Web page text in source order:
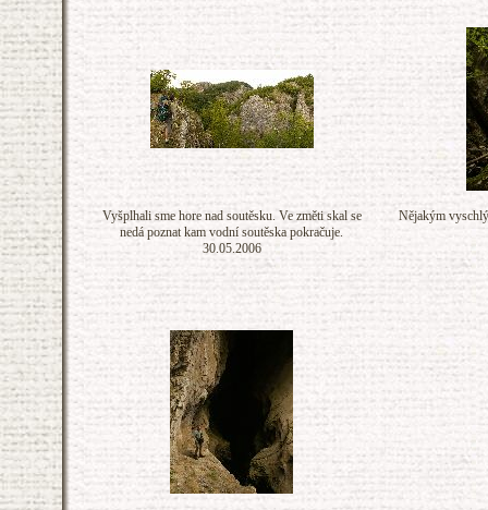
Vyšplhali sme hore nad soutěsku. Ve změti skal se
nedá poznat kam vodní soutěska pokračuje.
30.05.2006
Nějakým